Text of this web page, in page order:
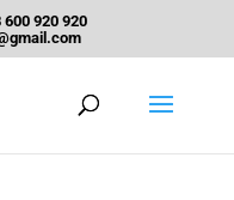
600 920 920